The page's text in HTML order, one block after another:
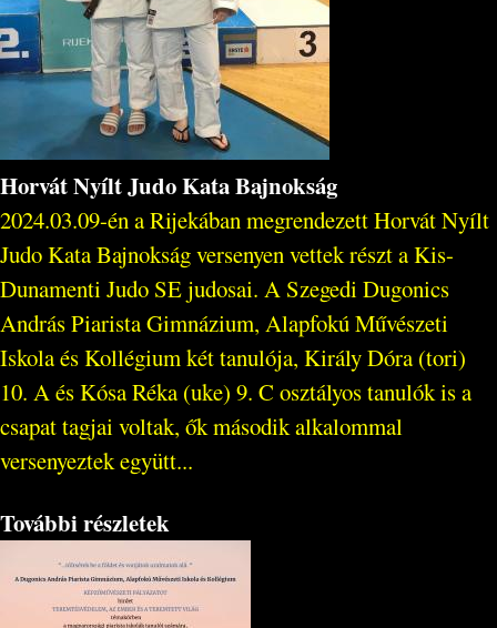
Horvát Nyílt Judo Kata Bajnokság
2024.03.09-én a Rijekában megrendezett Horvát Nyílt
Judo Kata Bajnokság versenyen vettek részt a Kis-
Dunamenti Judo SE judosai. A Szegedi Dugonics
András Piarista Gimnázium, Alapfokú Művészeti
Iskola és Kollégium két tanulója, Király Dóra (tori)
10. A és Kósa Réka (uke) 9. C osztályos tanulók is a
csapat tagjai voltak, ők második alkalommal
versenyeztek együtt...
További részletek